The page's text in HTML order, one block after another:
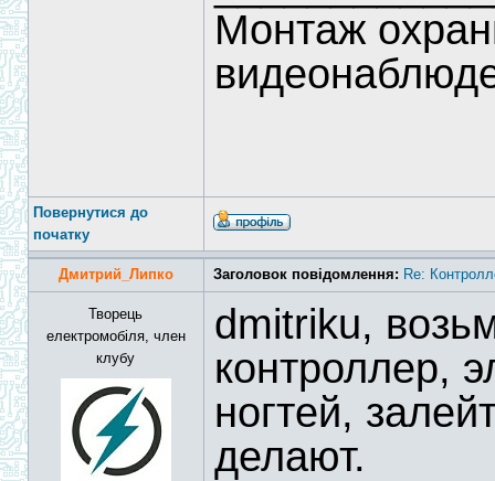
Монтаж
Повернутися до
початку
Дмитрий_Липко Заголовок повідомлення: Re:
Творець
електромобіля, член
клубу
dmitriku,
контроллер,
ногтей,
делают.